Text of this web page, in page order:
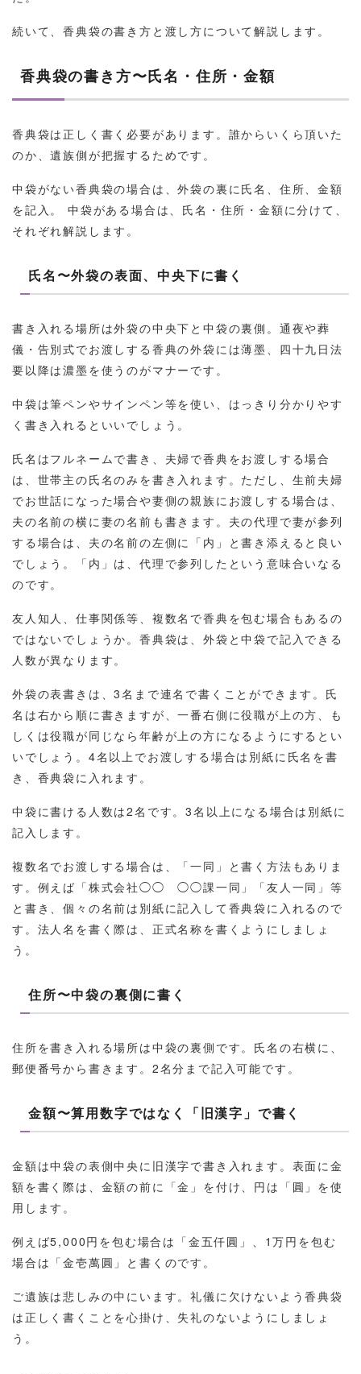
続いて、香典袋の書き方と渡し方について解説します。
香典袋の書き方〜氏名・住所・金額
香典袋は正しく書く必要があります。誰からいくら頂いた
のか、遺族側が把握するためです。
中袋がない香典袋の場合は、外袋の裏に氏名、住所、金額
を記入。 中袋がある場合は、氏名・住所・金額に分けて、
それぞれ解説します。
氏名〜外袋の表面、中央下に書く
書き入れる場所は外袋の中央下と中袋の裏側。通夜や葬
儀・告別式でお渡しする香典の外袋には薄墨、四十九日法
要以降は濃墨を使うのがマナーです。
中袋は筆ペンやサインペン等を使い、はっきり分かりやす
く書き入れるといいでしょう。
氏名はフルネームで書き、夫婦で香典をお渡しする場合
は、世帯主の氏名のみを書き入れます。ただし、生前夫婦
でお世話になった場合や妻側の親族にお渡しする場合は、
夫の名前の横に妻の名前も書きます。夫の代理で妻が参列
する場合は、夫の名前の左側に「内」と書き添えると良い
でしょう。「内」は、代理で参列したという意味合いなる
のです。
友人知人、仕事関係等、複数名で香典を包む場合もあるの
ではないでしょうか。香典袋は、外袋と中袋で記入できる
人数が異なります。
外袋の表書きは、3名まで連名で書くことができます。氏
名は右から順に書きますが、一番右側に役職が上の方、も
しくは役職が同じなら年齢が上の方になるようにするとい
いでしょう。4名以上でお渡しする場合は別紙に氏名を書
き、香典袋に入れます。
中袋に書ける人数は2名です。3名以上になる場合は別紙に
記入します。
複数名でお渡しする場合は、「一同」と書く方法もありま
す。例えば「株式会社◯◯ ◯◯課一同」「友人一同」等
と書き、個々の名前は別紙に記入して香典袋に入れるので
す。法人名を書く際は、正式名称を書くようにしましょ
う。
住所〜中袋の裏側に書く
住所を書き入れる場所は中袋の裏側です。氏名の右横に、
郵便番号から書きます。2名分まで記入可能です。
金額〜算用数字ではなく「旧漢字」で書く
金額は中袋の表側中央に旧漢字で書き入れます。表面に金
額を書く際は、金額の前に「金」を付け、円は「圓」を使
用します。
例えば5,000円を包む場合は「金五仟圓」、1万円を包む
場合は「金壱萬圓」と書くのです。
ご遺族は悲しみの中にいます。礼儀に欠けないよう香典袋
は正しく書くことを心掛け、失礼のないようにしましょ
う。